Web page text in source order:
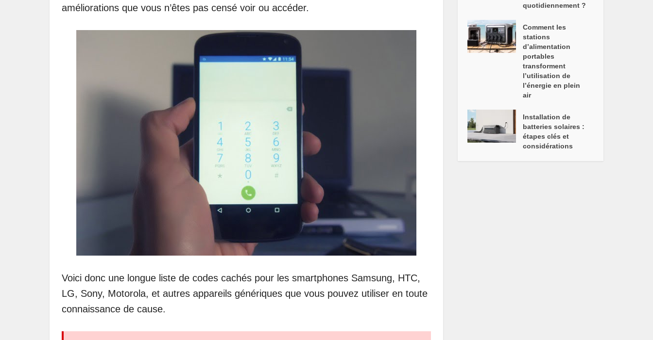
améliorations que vous n’êtes pas censé voir ou accéder.
Voici donc une longue liste de codes cachés pour les smartphones Samsung, HTC,
LG, Sony, Motorola, et autres appareils génériques que vous pouvez utiliser en toute
connaissance de cause.
quotidiennement ?
Comment les
stations
d’alimentation
portables
transforment
l’utilisation de
l’énergie en plein
air
Installation de
batteries solaires :
étapes clés et
considérations